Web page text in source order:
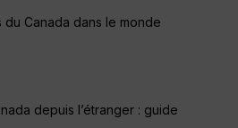
du Canada dans le monde
depuis l’étranger : guide